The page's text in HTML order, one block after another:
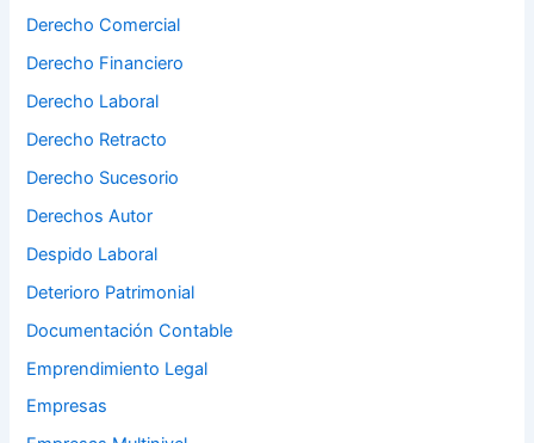
Derecho Comercial
Derecho Financiero
Derecho Laboral
Derecho Retracto
Derecho Sucesorio
Derechos Autor
Despido Laboral
Deterioro Patrimonial
Documentación Contable
Emprendimiento Legal
Empresas